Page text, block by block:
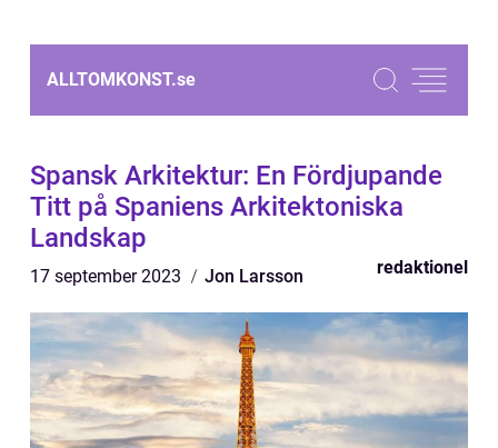
ALLTOMKONST.se
Spansk Arkitektur: En Fördjupande
Titt på Spaniens Arkitektoniska
Landskap
17 september 2023 Jon Larsson redaktionel